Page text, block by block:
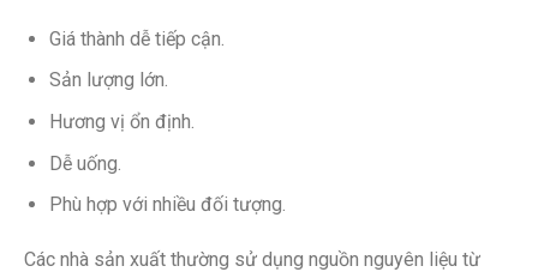
Giá thành dễ tiếp cận.
Sản lượng lớn.
Hương vị ổn định.
Dễ uống.
Phù hợp với nhiều đối tượng.
Các nhà sản xuất thường sử dụng nguồn nguyên liệu từ